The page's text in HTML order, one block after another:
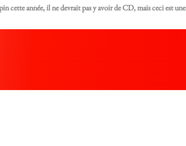
cette année, il ne devrait pas y avoir de CD, mais ceci est une